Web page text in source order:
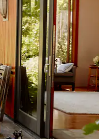
ou tocando e deslizando o